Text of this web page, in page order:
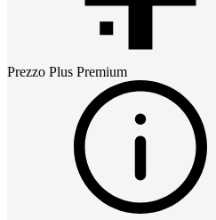
Prezzo Plus Premium